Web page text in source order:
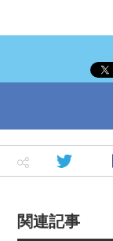
関連記事